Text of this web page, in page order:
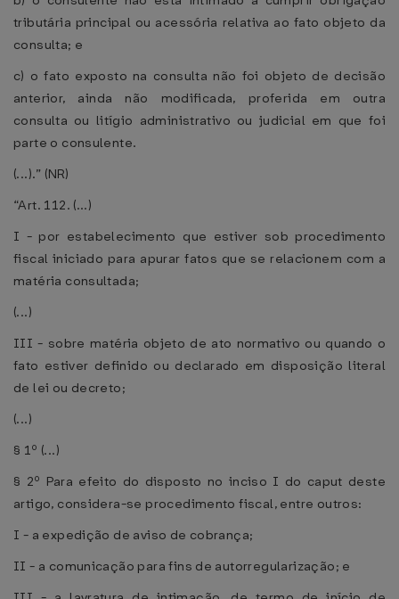
tributária principal ou acessória relativa ao fato objeto da
consulta; e
c) o fato exposto na consulta não foi objeto de decisão
anterior, ainda não modificada, proferida em outra
consulta ou litígio administrativo ou judicial em que foi
parte o consulente.
(...).” (NR)
“Art. 112. (...)
I - por estabelecimento que estiver sob procedimento
fiscal iniciado para apurar fatos que se relacionem com a
matéria consultada;
(...)
III - sobre matéria objeto de ato normativo ou quando o
fato estiver definido ou declarado em disposição literal
de lei ou decreto;
(...)
§ 1º (...)
§ 2º Para efeito do disposto no inciso I do caput deste
artigo, considera-se procedimento fiscal, entre outros:
I - a expedição de aviso de cobrança;
II - a comunicação para fins de autorregularização; e